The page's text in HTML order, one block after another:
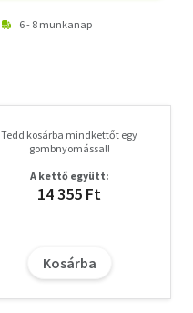
6 - 8 munkanap
Tedd kosárba mindkettőt egy
gombnyomással!
A kettő együtt:
14 355 Ft
Kosárba